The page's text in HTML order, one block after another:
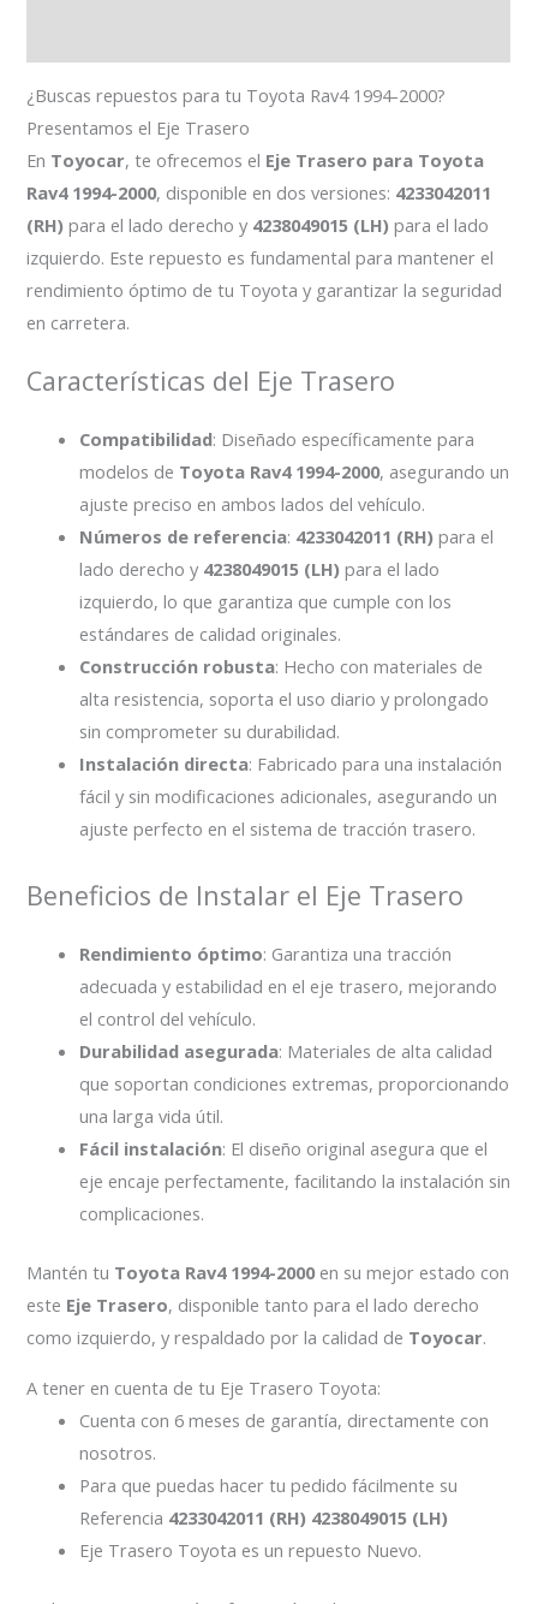
¿Buscas repuestos para tu Toyota Rav4 1994-2000?
Presentamos el Eje Trasero
En Toyocar, te ofrecemos el Eje Trasero para Toyota
Rav4 1994-2000, disponible en dos versiones: 4233042011
(RH) para el lado derecho y 4238049015 (LH) para el lado
izquierdo. Este repuesto es fundamental para mantener el
rendimiento óptimo de tu Toyota y garantizar la seguridad
en carretera.
Características del Eje Trasero
Compatibilidad: Diseñado específicamente para
modelos de Toyota Rav4 1994-2000, asegurando un
ajuste preciso en ambos lados del vehículo.
Números de referencia: 4233042011 (RH) para el
lado derecho y 4238049015 (LH) para el lado
izquierdo, lo que garantiza que cumple con los
estándares de calidad originales.
Construcción robusta: Hecho con materiales de
alta resistencia, soporta el uso diario y prolongado
sin comprometer su durabilidad.
Instalación directa: Fabricado para una instalación
fácil y sin modificaciones adicionales, asegurando un
ajuste perfecto en el sistema de tracción trasero.
Beneficios de Instalar el Eje Trasero
Rendimiento óptimo: Garantiza una tracción
adecuada y estabilidad en el eje trasero, mejorando
el control del vehículo.
Durabilidad asegurada: Materiales de alta calidad
que soportan condiciones extremas, proporcionando
una larga vida útil.
Fácil instalación: El diseño original asegura que el
eje encaje perfectamente, facilitando la instalación sin
complicaciones.
Mantén tu Toyota Rav4 1994-2000en su mejor estado con
este Eje Trasero, disponible tanto para el lado derecho
como izquierdo, y respaldado por la calidad de Toyocar.
A tener en cuenta de tu Eje Trasero Toyota:
Cuenta con 6 meses de garantía, directamente con
nosotros.
Para que puedas hacer tu pedido fácilmente su
Referencia 4233042011 (RH) 4238049015 (LH)
Eje Trasero Toyota es un repuesto Nuevo.